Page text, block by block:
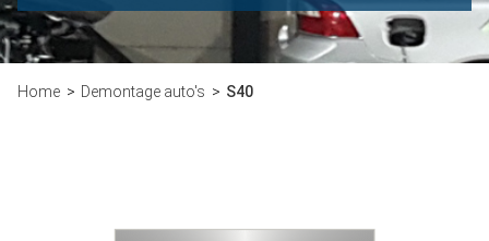
Home Demontage auto's S40